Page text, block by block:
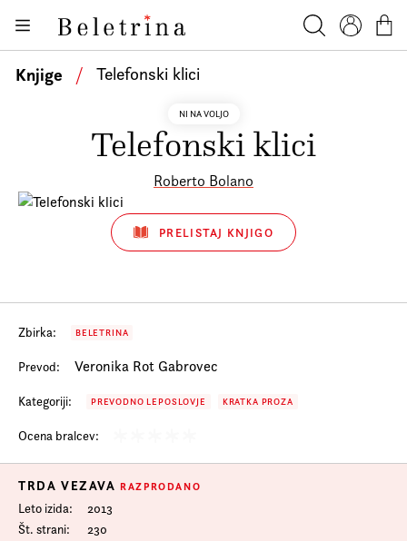
Beletrina
Knjige
Avtorji
Dogodki
Podkasti
Knjige / Telefonski klici
NI NA VOLJO
Telefonski klici
Roberto Bolano
PRELISTAJ KNJIGO
Zbirka: BELETRINA
Prevod: Veronika Rot Gabrovec
Kategoriji: PREVODNO LEPOSLOVJE KRATKA PROZA
Ocena bralcev:
TRDA VEZAVARAZPRODANO
Leto izida
2013
Št. strani
230